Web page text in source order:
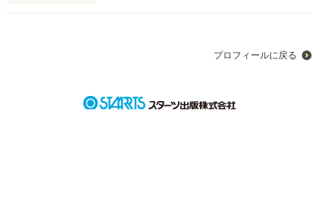
作品を読む
プロフィールに戻る